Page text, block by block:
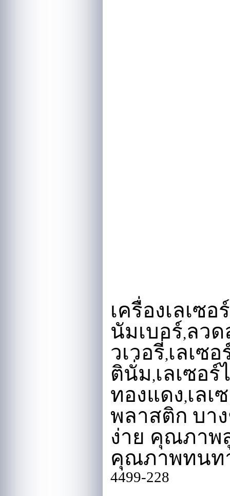
เครื่องเลเซ
นัมเบอร์,ลวด
วเวอรี่,เลเซ
ตินั่ม,เลเซอ
ทองแดง,เลเ
พลาสติก บา
ง่าย คุณภาพ
คุณภาพทนท
4499-228